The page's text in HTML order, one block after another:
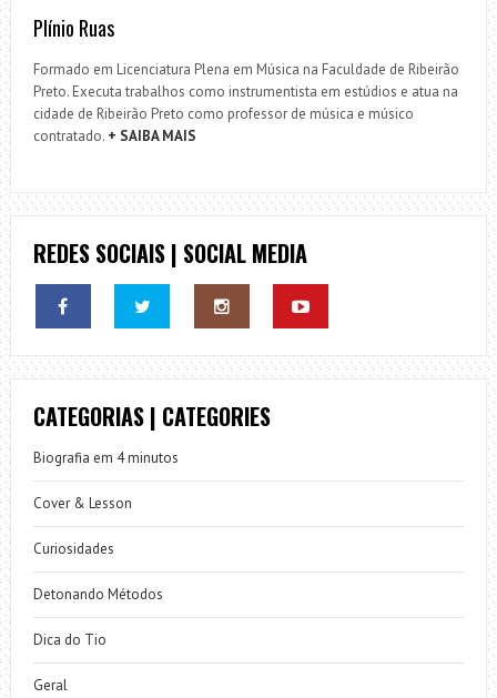
Plínio Ruas
Formado em Licenciatura Plena em Música na Faculdade de Ribeirão
Preto. Executa trabalhos como instrumentista em estúdios e atua na
cidade de Ribeirão Preto como professor de música e músico
contratado. + SAIBA MAIS
REDES SOCIAIS | SOCIAL MEDIA
CATEGORIAS | CATEGORIES
Biografia em 4 minutos
Cover & Lesson
Curiosidades
Detonando Métodos
Dica do Tio
Geral